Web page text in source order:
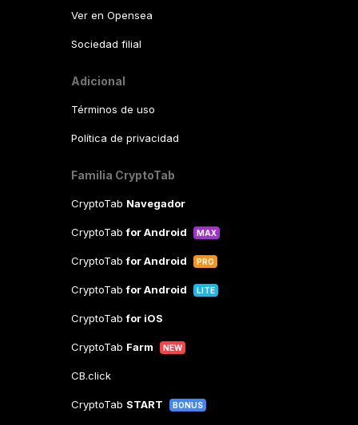
Ver en Opensea
Sociedad filial
Adicional
Términos de uso
Política de privacidad
Familia CryptoTab
CryptoTab Navegador
CryptoTabfor Android MAX
CryptoTabfor Android PRO
CryptoTabfor Android LITE
CryptoTabfor iOS
CryptoTab Farm NEW
CB.click
CryptoTab START BONUS